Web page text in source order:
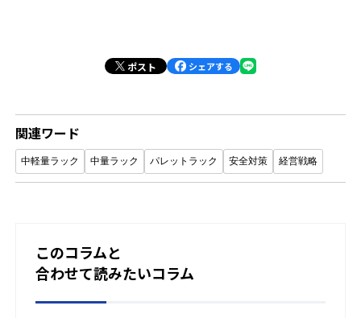
ポスト シェアする
関連ワード
中軽量ラック 中量ラック パレットラック 安全対策 経営戦略
このコラムと
合わせて読みたいコラム